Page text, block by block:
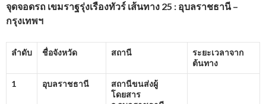
จุดจอดรถ เขมราฐรุ่งเรืองทัวร์ เส้นทาง 25 : อุบลราชธานี –
กรุงเทพฯ
ลำดับ ชื่อจังหวัด สถานี
ระยะเวลาจาก
ต้นทาง
1 อุบลราชธานี
สถานีขนส่งผู้
โดยสาร